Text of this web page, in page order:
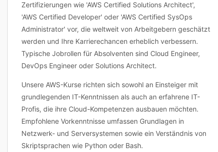
Zertifizierungen wie 'AWS Certified Solutions Architect',
'AWS Certified Developer' oder 'AWS Certified SysOps
Administrator' vor, die weltweit von Arbeitgebern geschätzt
werden und Ihre Karrierechancen erheblich verbessern.
Typische Jobrollen für Absolventen sind Cloud Engineer,
DevOps Engineer oder Solutions Architect.
Unsere AWS-Kurse richten sich sowohl an Einsteiger mit
grundlegenden IT-Kenntnissen als auch an erfahrene IT-
Profis, die ihre Cloud-Kompetenzen ausbauen möchten.
Empfohlene Vorkenntnisse umfassen Grundlagen in
Netzwerk- und Serversystemen sowie ein Verständnis von
Skriptsprachen wie Python oder Bash.